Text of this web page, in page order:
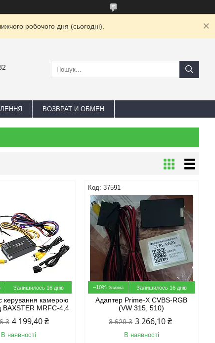
робочого дня (сьогодні).
ВОЗВРАТ И ОБМЕН
Залишилось 16 днів
керування камерою
BAXSTER MRFC-4,4
₴ 4 199,40 ₴
В наявності
37591
–10% Залишилось 16 днів
Адаптер Prime-X CVBS-RGB
(VW 315, 510)
3 629 ₴ 3 266,10 ₴
В наявності